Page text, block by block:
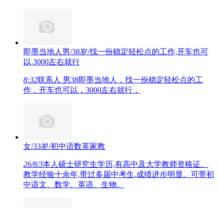
即墨当地人男/38岁/找一份稳定轻松点的工作,开车也可
以,3000左右就行
8:32联系人 男38即墨当地人，找一份稳定轻松点的工
作，开车也可以，3000左右就行，
女/33岁/初中语数英家教
26/8/3本人硕士研究生学历,有高中及大学教师资格证。
教学经验十余年,带过多届中考生,成绩进步明显。可带初
中语文、数学、英语、生物。